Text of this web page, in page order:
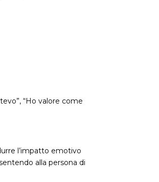
“Ho valore come
l’impatto emotivo
alla persona di